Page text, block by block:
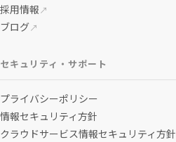
採用情報 ↗
ブログ↗
セキュリティ・サポート
プライバシーポリシー
情報セキュリティ方針
クラウドサービス情報セキュリティ方針